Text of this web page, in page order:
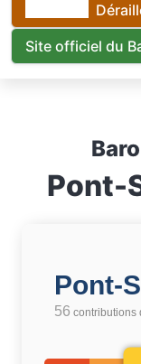
Site officiel du
Pont-
Pont-
56 contributions